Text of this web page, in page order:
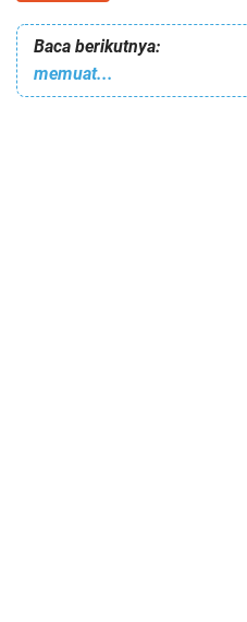
Baca berikutnya:
memuat...